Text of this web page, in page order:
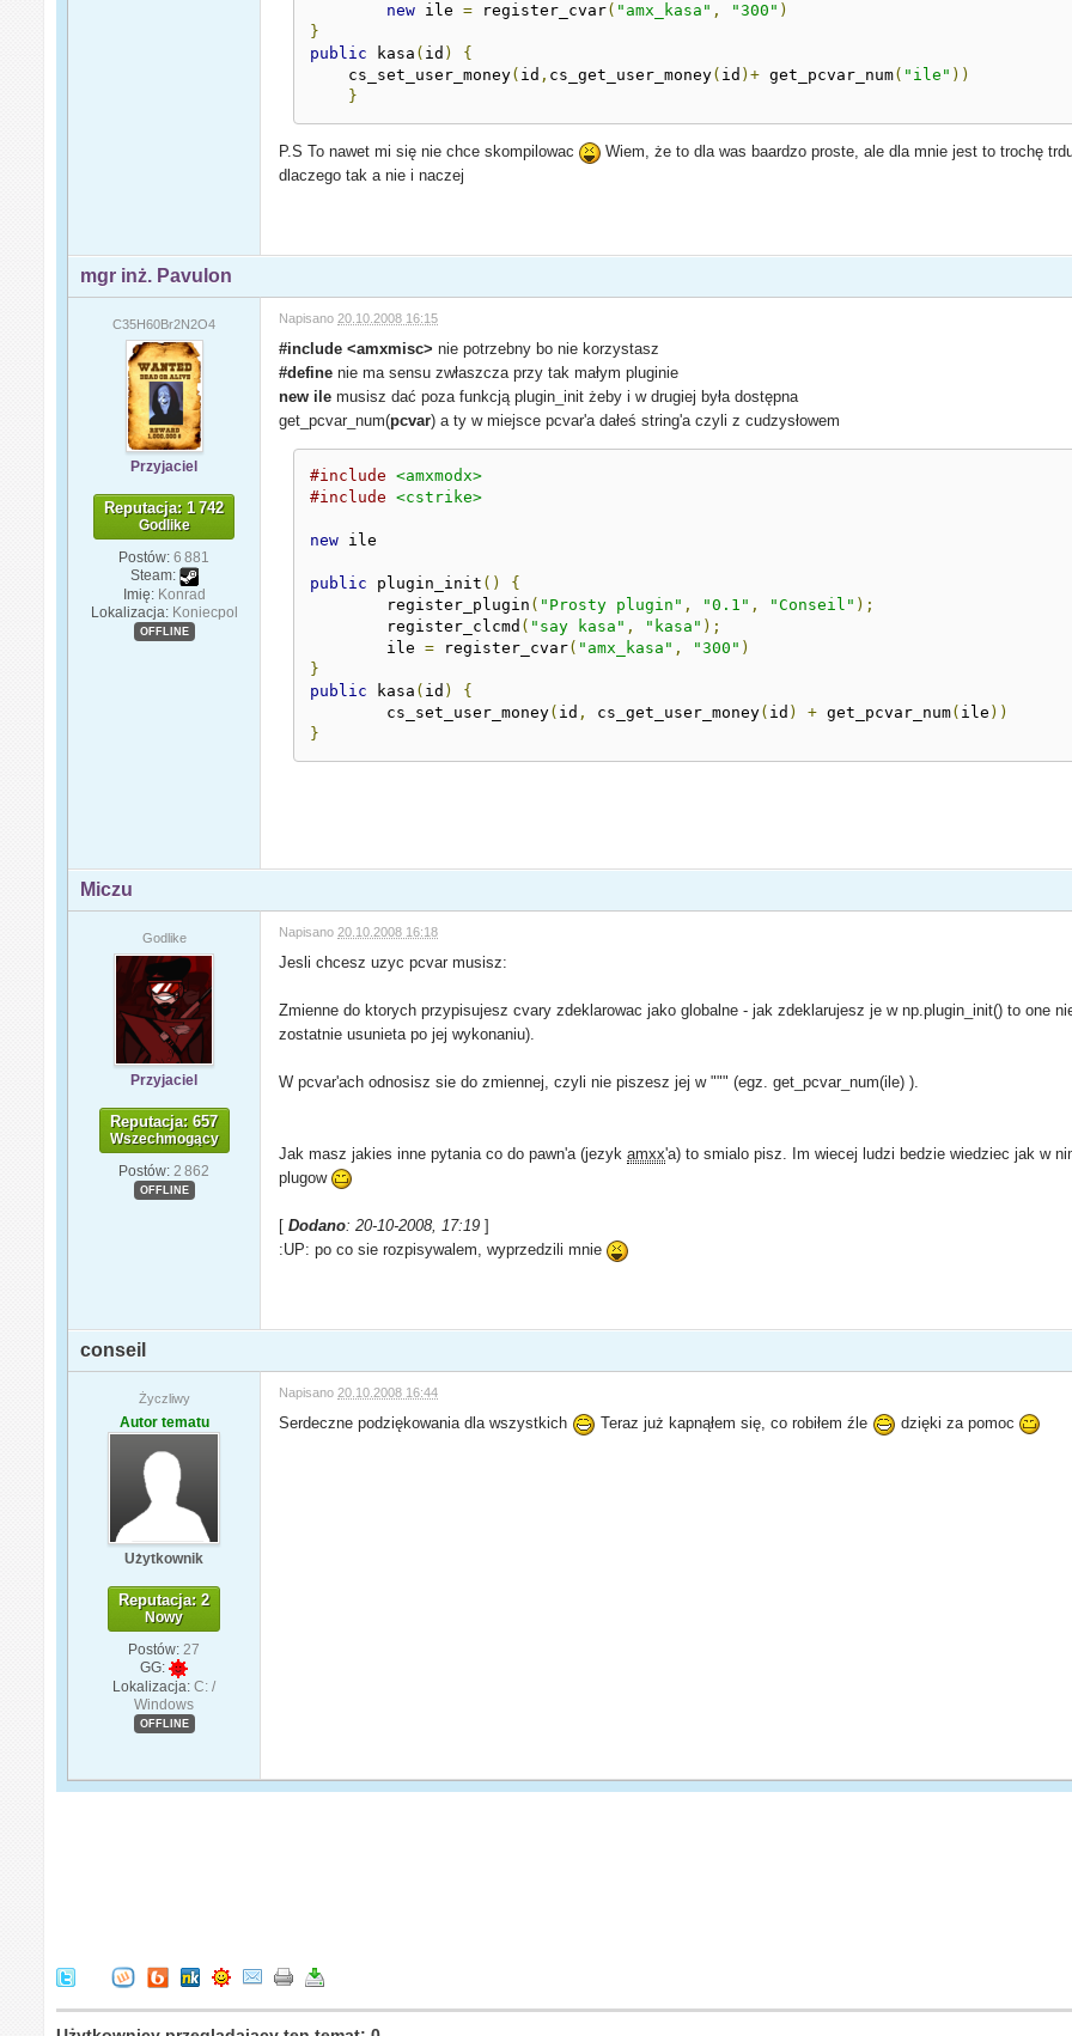
new ile = register_cvar( "amx_kasa" , "300" )
}
public kasa ( id )
{
    cs_set_user_money
( id , cs_get_user_money( id )+ get_pcvar_num( "ile" ))
}
P.S To nawet mi się nie chce skompilowac
Wiem, że to dla was baardzo proste, ale dla mnie jest to trochę
dlaczego tak a nie i naczej
mgr inż. Pavulon
C35H60Br2N2O4
Przyjaciel
Reputacja: 1 742
Godlike
Postów: 6 881
Steam:
Imię: Konrad
Lokalizacja: Koniecpol
OFFLINE
Napisano 20.10.2008 16:15
#include <amxmisc> nie potrzebny bo nie korzystasz
#define nie ma sensu zwłaszcza przy tak małym pluginie
new ile musisz dać poza funkcją plugin_init żeby i w drugiej była dostępna
get_pcvar_num(pcvar) a ty w miejsce pcvar'a dałeś string'a czyli z cudzysłowem
#include
<amxmodx>
#include
<cstrike>
new ile
public plugin_init ()
{
	register_plugin
( "Prosty plugin" , "0.1" , "Conseil" );
	register_clcmd
( "say kasa" , "kasa" );
	ile
= register_cvar( "amx_kasa" , "300" )
}
public kasa ( id )
{
	cs_set_user_money
( id , cs_get_user_money( id ) + get_pcvar_num( ile ))
}
Miczu
Godlike
Przyjaciel
Reputacja: 657
Wszechmogący
Postów: 2 862
OFFLINE
Napisano 20.10.2008 16:18
Jesli chcesz uzyc pcvar musisz:
Zmienne do ktorych przypisujesz cvary zdeklarowac jako globalne - jak zdeklarujesz je w np.plugin_init() to one
zostatnie usunieta po jej wykonaniu).
W pcvar'ach odnosisz sie do zmiennej, czyli nie piszesz jej w """ (egz. get_pcvar_num(ile) ).
Jak masz jakies inne pytania co do pawn'a (jezykamxx'a) to smialo pisz. Im wiecej ludzi bedzie wiedziec jak w
plugow
[Dodano: 20-10-2008, 17:19 ]
:UP: po co sie rozpisywalem, wyprzedzili mnie
conseil
Życzliwy
Autor tematu
Użytkownik
Reputacja: 2
Nowy
Postów: 27
GG:
Lokalizacja: C: /
Windows
OFFLINE
Napisano 20.10.2008 16:44
Serdeczne podziękowania dla wszystkich Teraz już kapnąłem się, co robiłem źle dzięki za pomoc